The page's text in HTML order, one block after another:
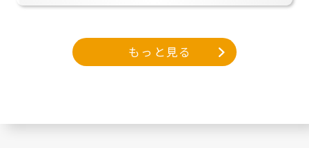
もっと見る